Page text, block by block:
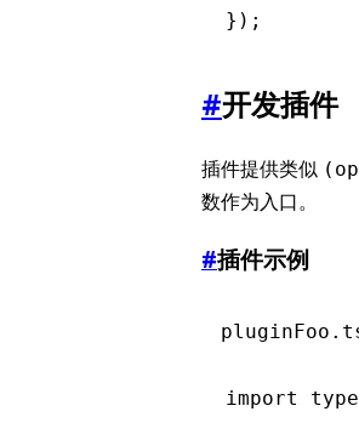
});
#开发插件
插件提供类似
数作为入口。
#插件示例
import type